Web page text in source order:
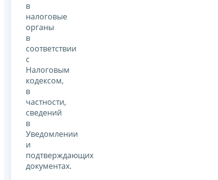
в
налоговые
органы
в
соответствии
с
Налоговым
кодексом,
в
частности,
сведений
в
Уведомлении
и
подтверждающих
документах.